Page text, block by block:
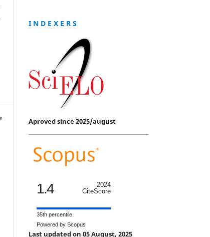
I N D E X E R S
Aproved since 2025/august
1.4
2024
CiteScore
35th percentile
Powered by Scopus
Last updated on 05 August, 2025